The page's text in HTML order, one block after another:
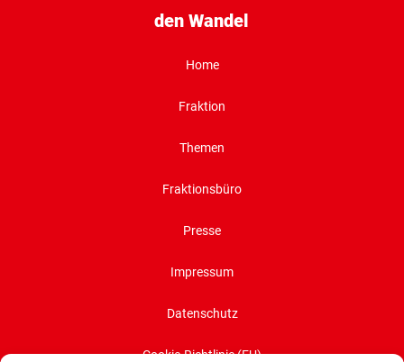
den Wandel
Home
Fraktion
Themen
Fraktionsbüro
Presse
Impressum
Datenschutz
Cookie-Richtlinie (EU)